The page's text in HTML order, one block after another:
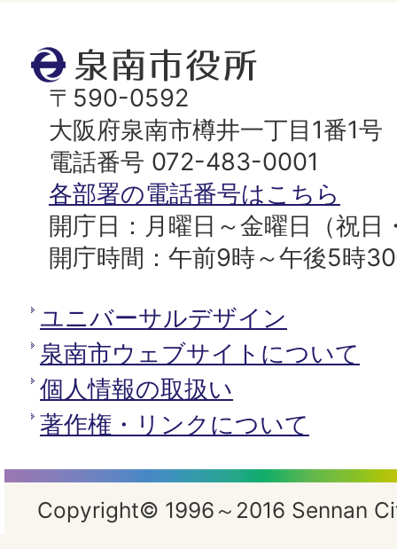
泉
南
市
役
所
〒590-0592
大阪府泉南市樽井一丁目1番1号
電話番号 072-483-0001
各部署の電話番号はこちら
開庁日：月曜日～金曜日（祝日
開庁時間：午前9時～午後5時
ユニバーサルデザイン
泉南市ウェブサイトについて
個人情報の取扱い
著作権・リンクについて
Copyright© 1996～2016 Sennan